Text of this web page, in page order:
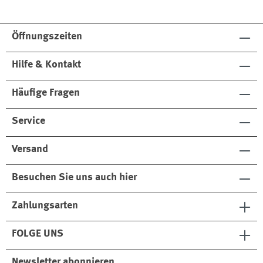
Öffnungszeiten
Hilfe & Kontakt
Häufige Fragen
Service
Versand
Besuchen Sie uns auch hier
Zahlungsarten
FOLGE UNS